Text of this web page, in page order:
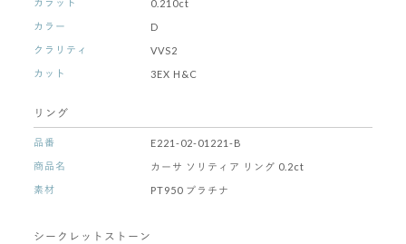
カラット
0.210ct
カラー
D
クラリティ
VVS2
カット
3EX H&C
リング
品番
E221-02-01221-B
商品名
カーサ ソリティア リング 0.2ct
素材
PT950 プラチナ
シークレットストーン